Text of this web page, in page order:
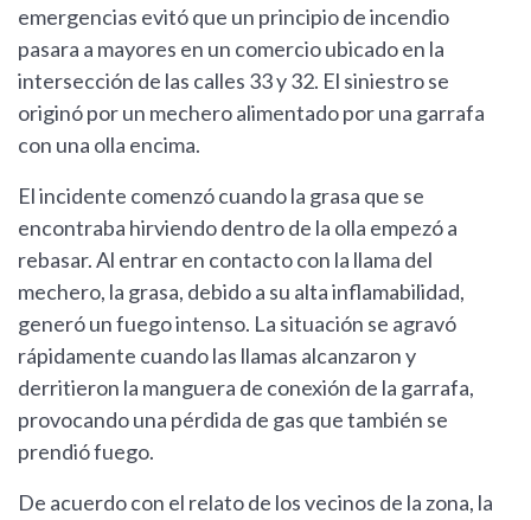
emergencias evitó que un principio de incendio
pasara a mayores en un comercio ubicado en la
intersección de las calles 33 y 32. El siniestro se
originó por un mechero alimentado por una garrafa
con una olla encima.
El incidente comenzó cuando la grasa que se
encontraba hirviendo dentro de la olla empezó a
rebasar. Al entrar en contacto con la llama del
mechero, la grasa, debido a su alta inflamabilidad,
generó un fuego intenso. La situación se agravó
rápidamente cuando las llamas alcanzaron y
derritieron la manguera de conexión de la garrafa,
provocando una pérdida de gas que también se
prendió fuego.
De acuerdo con el relato de los vecinos de la zona, la